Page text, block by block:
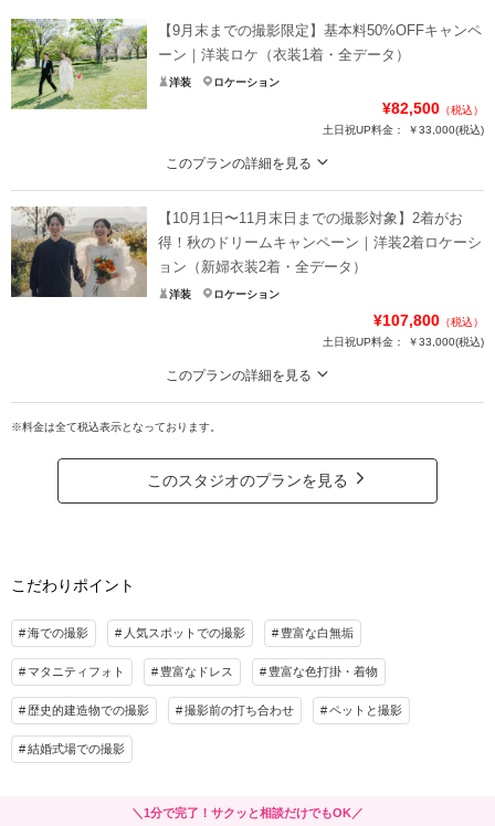
【9月末までの撮影限定】基本料50%OFFキャンペ
ーン｜洋装ロケ（衣装1着・全データ）
洋装 ロケーション
¥82,500 （税込）
土日祝UP料金：
￥33,000(税込)
このプランの詳細を見る
今なら基本料半額！ウエディングフォトをもっと自由に。好きな人と好きな場
所で叶えるロケーションフォト
通常価格：165,000円（税込）
＜含まれるもの＞
・カメラマン（1時間撮影）
・小物一式
・プラン内ロケ地 / 1ヶ所
プラン詳細
衣装追加 会食
家族と撮影 家族用衣装レンタル ペットと撮影
その他含むもの
プランの組み合わせも可能です。※衣装持ち込み料（衣装1点）…新婦¥33,000、新郎
相談予約する 撮影日の空き
【10月1日〜11月末日までの撮影対象】2着がお
得！秋のドリームキャンペーン｜洋装2着ロケーシ
ョン（新婦衣装2着・全データ）
洋装 ロケーション
¥107,800 （税込）
土日祝UP料金：
￥33,000(税込)
このプランの詳細を見る
2着だから広がる、魅力あふれるフォトストーリー。お得なキャンペーンでこだ
わりの衣装ラインナップをたっぷりとお楽しみください。
・新婦ヘアメイク（1着分のみ）
※トップシーズン（11月20日～12月10日）撮影の場合は別途22,000円追加
プラン詳細
撮影料 新婦衣装2着 新郎衣装1着
アルバム データ 200カット 台紙付写真
衣装追加
※料金は全て税込表示となっております。
このスタジオのプランを見る
こだわりポイント
海での撮影 人気スポットでの撮影 豊富な白無垢
マタニティフォト 豊富なドレス 豊富な色打掛・着物
歴史的建造物での撮影 撮影前の打ち合わせ ペットと撮影
結婚式場での撮影
＼1分で完了！サクッと相談だけでもOK／